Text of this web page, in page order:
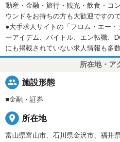
動産・金融・旅行・観光・飲食・コ
ウンドをお持ちの方も大歓迎ですの
●大手求人サイトの「フロム・エー
ーアイデム、バイトル、エン転職、
にも掲載されていない求人情報も多
所在地・ア
people 施設形態
■金融・証券
place 所在地
富山県富山市、石川県金沢市、福井